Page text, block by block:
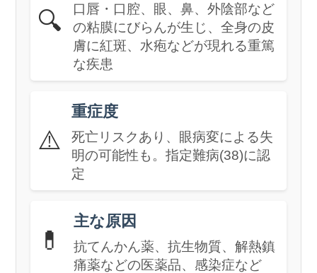
🔍
口唇・口腔、眼、鼻、外陰部など
の粘膜にびらんが生じ、全身の皮
膚に紅斑、水疱などが現れる重篤
な疾患
⚠️
重症度
死亡リスクあり、眼病変による失
明の可能性も。指定難病(38)に認
定
💊
主な原因
抗てんかん薬、抗生物質、解熱鎮
痛薬などの医薬品、感染症など